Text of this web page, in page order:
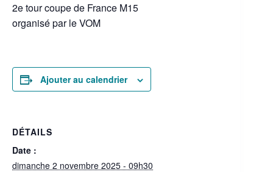
2e tour coupe de France M15
organisé par le VOM
Ajouter au calendrier
DÉTAILS
Date :
dimanche 2 novembre 2025 - 09h30